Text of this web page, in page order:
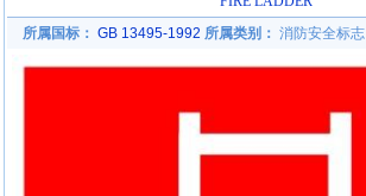
所属国标： GB 13495-1992 所属类别： 消防安全标志